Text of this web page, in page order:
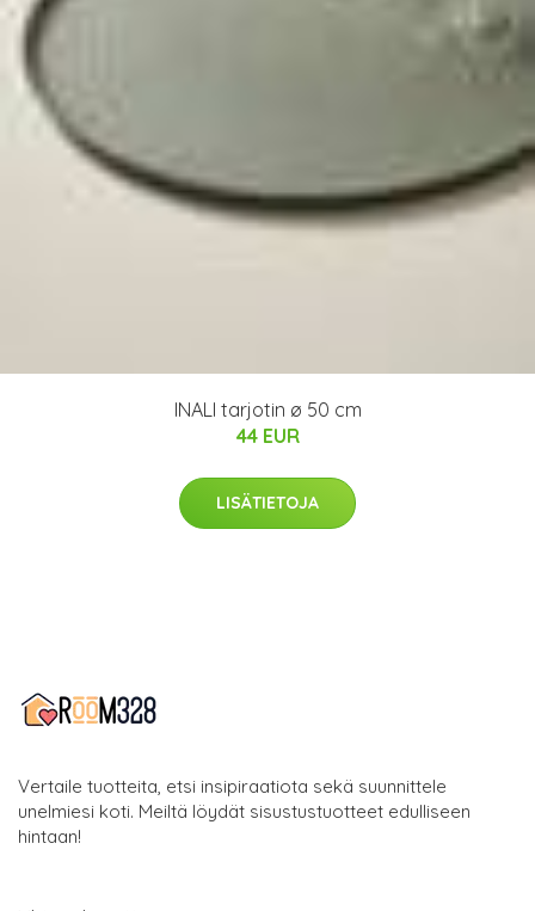
INALI tarjotin ø 50 cm
44 EUR
LISÄTIETOJA
Vertaile tuotteita, etsi insipiraatiota sekä suunnittele
unelmiesi koti. Meiltä löydät sisustustuotteet edulliseen
hintaan!